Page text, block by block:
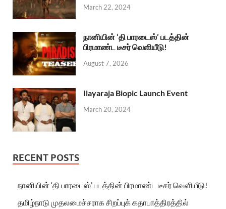
March 22, 2024
நானியின் ‘தி பாரடைஸ்’ படத்தின்
பிரமாண்ட டீசர் வெளியீடு!
August 7, 2026
Ilayaraja Biopic Launch Event
March 20, 2024
RECENT POSTS
நானியின் ‘தி பாரடைஸ்’ படத்தின் பிரமாண்ட டீசர் வெளியீடு!
தமிழ்நாடு முதலமைச்சராக சிறப்புக் கதாபாத்திரத்தில்